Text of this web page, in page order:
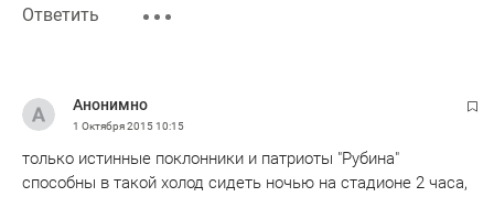
Ответить
Анонимно
1 Октября 201510:15
только истинные поклонники и патриоты "Рубина"
способны в такой холод сидеть ночью на стадионе 2 часа,